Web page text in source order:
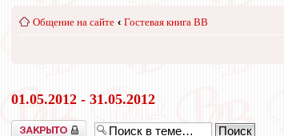
Общение на сайте ‹ Гостевая книга ВВ
01.05.2012 - 31.05.2012
Закрыто